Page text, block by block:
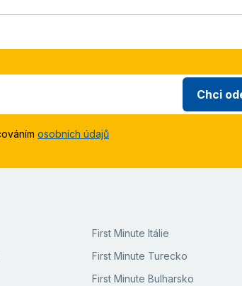
Chci
osobních údajů
First Minute Itálie
First Minute Turecko
First Minute Bulharsko